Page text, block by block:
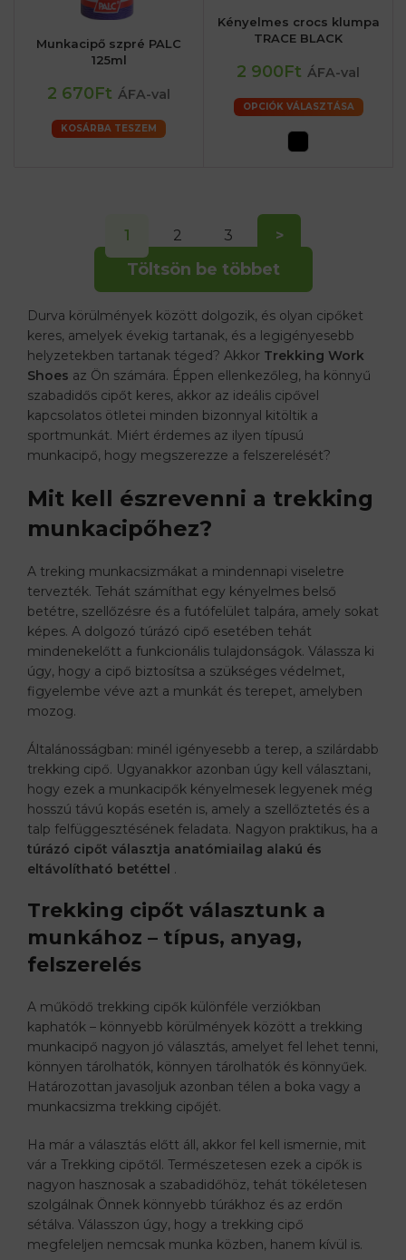
Munkacipő szpré PALC
125ml
2 670Ft ÁFA-val
KOSÁRBA TESZEM
Kényelmes crocs klumpa
TRACE BLACK
2 900Ft ÁFA-val
OPCIÓK VÁLASZTÁSA
Töltsön be többet
1 2 3 >
Durva körülmények között dolgozik, és olyan cipőket
keres, amelyek évekig tartanak, és a legigényesebb
helyzetekben tartanak téged? Akkor Trekking Work
Shoes az Ön számára. Éppen ellenkezőleg, ha könnyű
szabadidős cipőt keres, akkor az ideális cipővel
kapcsolatos ötletei minden bizonnyal kitöltik a
sportmunkát. Miért érdemes az ilyen típusú
munkacipő, hogy megszerezze a felszerelését?
Mit kell észrevenni a trekking
munkacipőhez?
A treking munkacsizmákat a mindennapi viseletre
tervezték. Tehát számíthat egy kényelmes belső
betétre, szellőzésre és a futófelület talpára, amely sokat
képes. A dolgozó túrázó cipő esetében tehát
mindenekelőtt a funkcionális tulajdonságok. Válassza ki
úgy, hogy a cipő biztosítsa a szükséges védelmet,
figyelembe véve azt a munkát és terepet, amelyben
mozog.
Általánosságban: minél igényesebb a terep, a szilárdabb
trekking cipő. Ugyanakkor azonban úgy kell választani,
hogy ezek a munkacipők kényelmesek legyenek még
hosszú távú kopás esetén is, amely a szellőztetés és a
talp felfüggesztésének feladata. Nagyon praktikus, ha a
túrázó cipőt választja anatómiailag alakú és
eltávolítható betéttel .
Trekking cipőt választunk a
munkához – típus, anyag,
felszerelés
A működő trekking cipők különféle verziókban
kaphatók – könnyebb körülmények között a trekking
munkacipő nagyon jó választás, amelyet fel lehet tenni,
könnyen tárolhatók, könnyen tárolhatók és könnyűek.
Határozottan javasoljuk azonban télen a boka vagy a
munkacsizma trekking cipőjét.
Ha már a választás előtt áll, akkor fel kell ismernie, mit
vár a Trekking cipőtől. Természetesen ezek a cipők is
nagyon hasznosak a szabadidőhöz, tehát tökéletesen
szolgálnak Önnek könnyebb túrákhoz és az erdőn
sétálva. Válasszon úgy, hogy a trekking cipő
megfeleljen nemcsak munka közben, hanem kívül is.